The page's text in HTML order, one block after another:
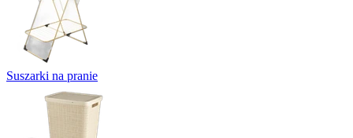
Suszarki na pranie